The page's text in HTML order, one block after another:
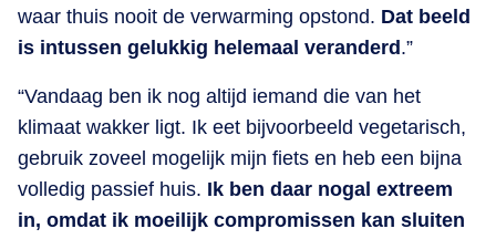
waar thuis nooit de verwarming opstond. Dat beeld
is intussen gelukkig helemaal veranderd .”
“Vandaag ben ik nog altijd iemand die van het
klimaat wakker ligt. Ik eet bijvoorbeeld vegetarisch,
gebruik zoveel mogelijk mijn fiets en heb een bijna
volledig passief huis. Ik ben daar nogal extreem
in, omdat ik moeilijk compromissen kan sluiten